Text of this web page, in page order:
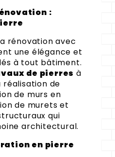
:
rénovation avec
une élégance et
à tout bâtiment.
de pierres à
réalisation de
de murs en
de murets et
qui
architectural.
en pierre